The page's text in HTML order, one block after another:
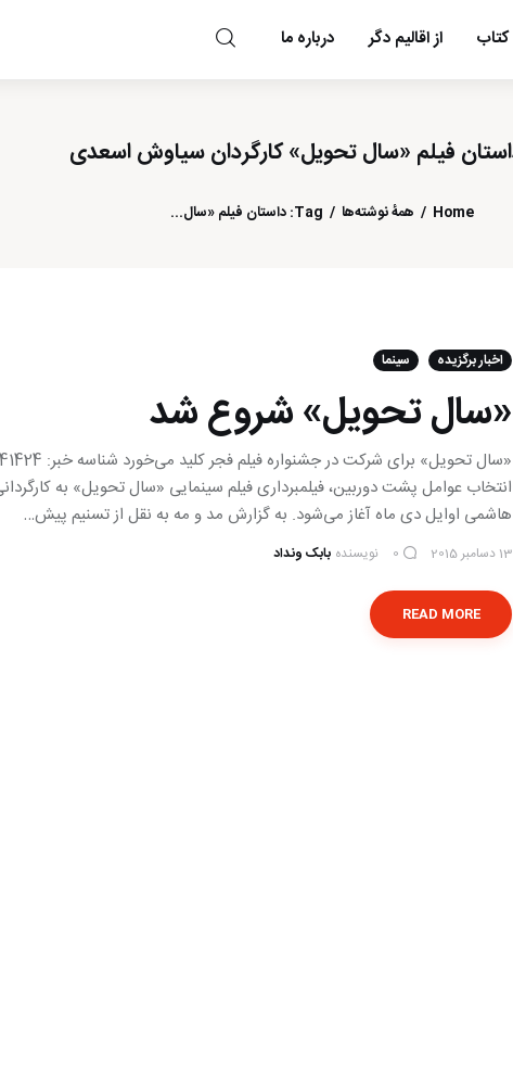
کتاب از اقالیم دگر درباره ما
Home همهٔ نوشته‌ها Tag: داستان فیلم «سال...
اخبار برگزیده سینما
«سال تحویل» شروع شد
انتخاب عوامل پشت دوربین، فیلمبردارى فیلم سینمایی «سال تحویل» به
هاشمى اوایل دى ماه آغاز می‌شود. به گزارش مد و مه به نقل از تسنیم پیش…
13 دسامبر 2015 0 نویسنده بابک ونداد
READ MORE